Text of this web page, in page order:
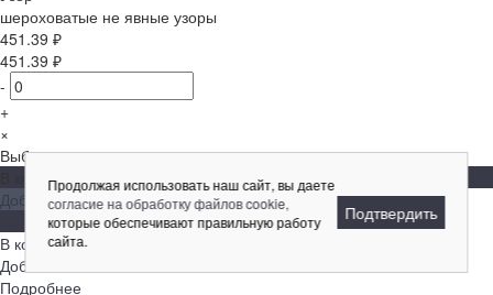
шероховатые не явные узоры
451.39 ₽
451.39 ₽
-
+
×
Выбрано максимальное количество, доступное для заказа
В корзину
Добавлено
Подробнее
В корзину
Добавлено
Подробнее
Продолжая использовать наш сайт, вы даете
согласие на обработку файлов cookie,
которые обеспечивают правильную работу
сайта.
Подтвердить